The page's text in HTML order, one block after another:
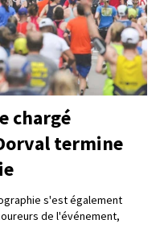
chargé
termine
s'est également
de l'événement,